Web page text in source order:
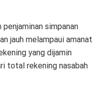
simpanan
jauh melampaui amanat
yang dijamin
total rekening nasabah